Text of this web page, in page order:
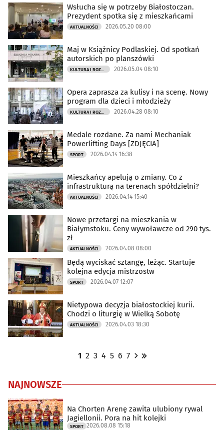
Wsłucha się w potrzeby Białostoczan.
Prezydent spotka się z mieszkańcami
AKTUALNOŚCI 2026.05.20 08:00
Maj w Książnicy Podlaskiej. Od spotkań
autorskich po planszówki
KULTURA I ROZRYWKA 2026.05.04 08:10
Opera zaprasza za kulisy i na scenę. Nowy
program dla dzieci i młodzieży
KULTURA I ROZRYWKA 2026.04.28 08:10
Medale rozdane. Za nami Mechaniak
Powerlifting Days [ZDJĘCIA]
SPORT 2026.04.14 16:38
Mieszkańcy apelują o zmiany. Co z
infrastrukturą na terenach spółdzielni?
AKTUALNOŚCI 2026.04.14 15:40
Nowe przetargi na mieszkania w
Białymstoku. Ceny wywoławcze od 290 tys.
zł
AKTUALNOŚCI 2026.04.08 08:00
Będą wyciskać sztangę, leżąc. Startuje
kolejna edycja mistrzostw
SPORT 2026.04.07 12:07
Nietypowa decyzja białostockiej kurii.
Chodzi o liturgię w Wielką Sobotę
AKTUALNOŚCI 2026.04.03 18:30
1 2 3 4 5 6 7
NAJNOWSZE
Na Chorten Arenę zawita ulubiony rywal
Jagiellonii. Pora na hit kolejki
SPORT 2026.08.08 15:18